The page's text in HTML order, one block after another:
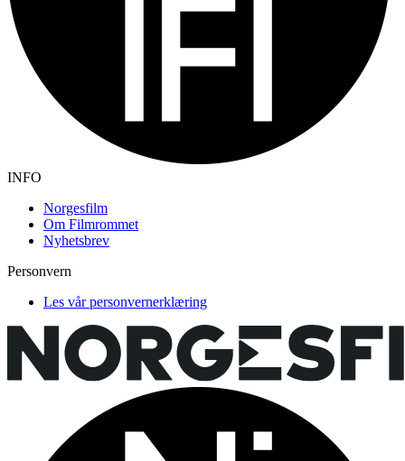
INFO
Norgesfilm
Om Filmrommet
Nyhetsbrev
Personvern
Les vår personvernerklæring